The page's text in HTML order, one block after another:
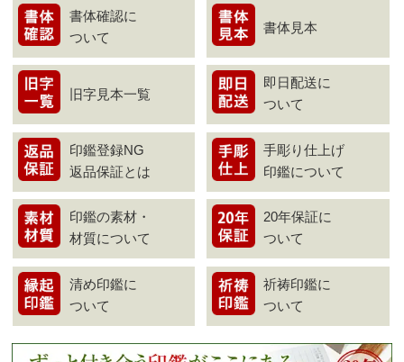
書体確認に
ついて
書体見本
旧字見本一覧
即日配送に
ついて
印鑑登録NG
返品保証とは
手彫り仕上げ
印鑑について
印鑑の素材・
材質について
20年保証に
ついて
清め印鑑に
ついて
祈祷印鑑に
ついて